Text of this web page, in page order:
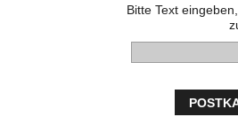
Bitte Text